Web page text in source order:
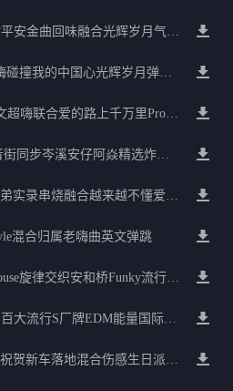
经典好歌梦里水乡祝你平安金曲回味融合光辉岁月气氛中文兄弟串烧
中英文ClubDance慢慢嗨碰撞我的中国心光辉岁月弹鼓车载
夜店必放电鼓House外文超嗨联合爱的路上千万里Prog包房漫步上头
炸场EDM音乐大赛魅音街同步岑溪安仔阿焱精选炸场歌路串烧
全国粤语Club音乐送兄弟实录串烧融合越来越不懂爱的哲学遗憾专辑
混合归属老嗨曲英文弹跳
东南亚深情国语ProgHouse旋律交织安和桥Funky流行情怀串烧
巴西说唱珍藏旋律联合百大流行S厂牌EDM能量国际电音串烧
全英文Electro经典情怀祝贺新车落地混合伤感生日派对中文Club串烧